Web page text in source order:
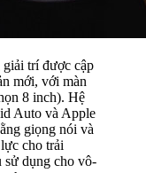
trí được cập
mới, với màn
8 inch). Hệ
Auto và Apple
giọng nói và
cho trải
sử dụng cho vô-